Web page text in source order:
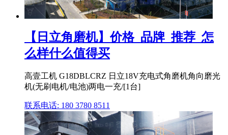
【日立角磨机】价格_品牌_推荐_怎
么样什么值得买
高壹工机 G18DBLCRZ 日立18V充电式角磨机角向磨光
机(无刷电机/电池)两电一充/[1台]
联系电话: 180 3780 8511